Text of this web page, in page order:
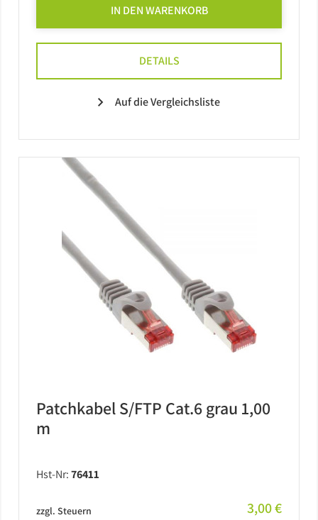
IN DEN WARENKORB
DETAILS
Auf die Vergleichsliste
Patchkabel S/FTP Cat.6 grau 1,00
m
Hst-Nr:76411
zzgl. Steuern 3,00 €